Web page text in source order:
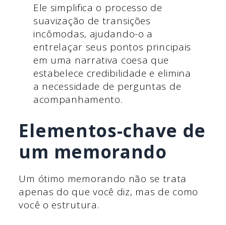
Ele simplifica o processo de
suavização de transições
incômodas, ajudando-o a
entrelaçar seus pontos principais
em uma narrativa coesa que
estabelece credibilidade e elimina
a necessidade de perguntas de
acompanhamento.
Elementos-chave de
um memorando
Um ótimo memorando não se trata
apenas do que você diz, mas de como
você o estrutura.